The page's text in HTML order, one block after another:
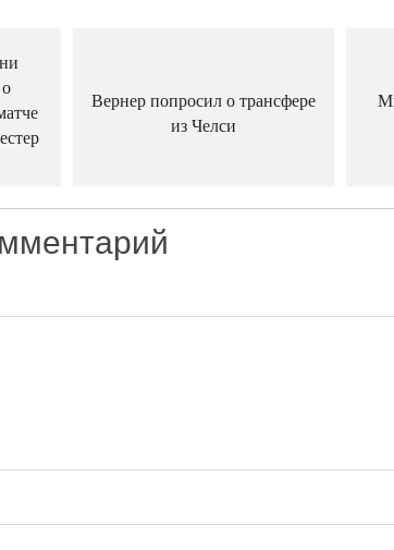
Вернер попросил о трансфере
из Челси